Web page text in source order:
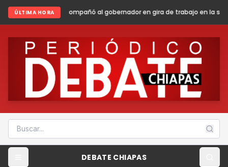
ÚLTIMA HORA
al gobernador en gira de trabajo en la sierra madre de Chiapas
DEBATE CHIAPAS